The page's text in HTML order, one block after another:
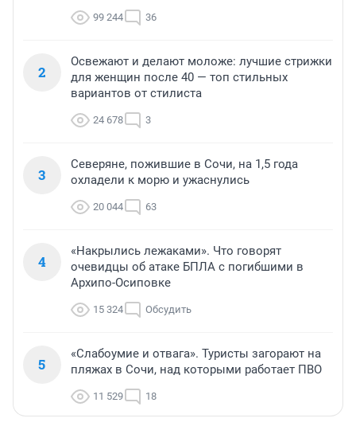
99 244 36
2
Освежают и делают моложе: лучшие стрижки
для женщин после 40 — топ стильных
вариантов от стилиста
24 678 3
3
Северяне, пожившие в Сочи, на 1,5 года
охладели к морю и ужаснулись
20 044 63
4
«Накрылись лежаками». Что говорят
очевидцы об атаке БПЛА с погибшими в
Архипо-Осиповке
15 324 Обсудить
5
«Слабоумие и отвага». Туристы загорают на
пляжах в Сочи, над которыми работает ПВО
11 529 18